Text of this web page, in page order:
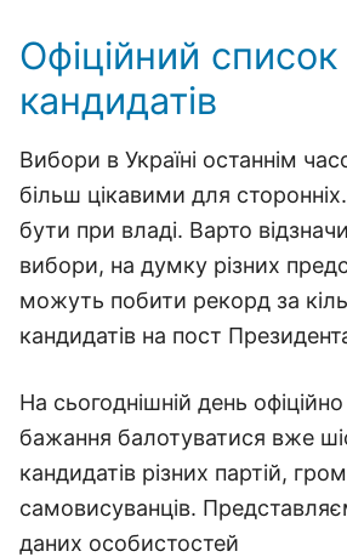
Офіційний список
кандидатів
Вибори в Україні останнім
більш цікавими для
бути при владі. Варто
вибори, на думку різних
можуть побити рекорд за
кандидатів на пост
На сьогоднішній день
бажання балотуватися вже
кандидатів різних партій,
самовисуванців.
даних особистостей